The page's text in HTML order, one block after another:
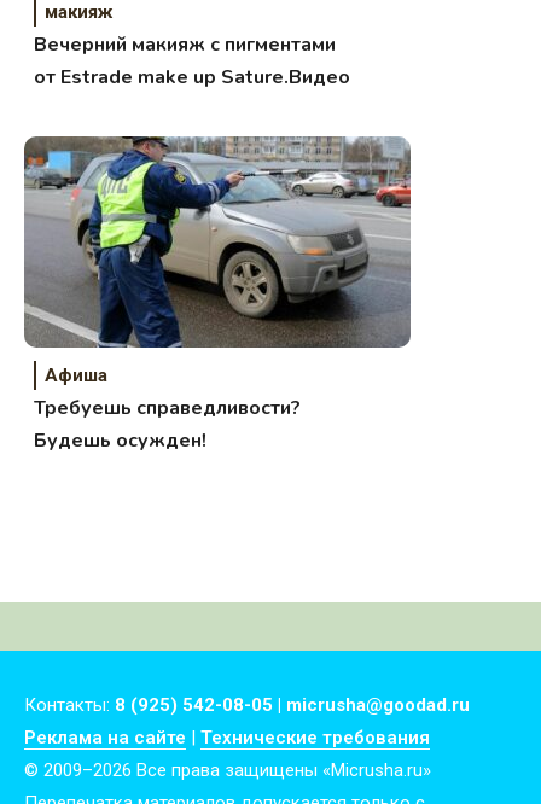
макияж
Вечерний макияж с пигментами
от Estrade make up Sature.Видео
Афиша
Требуешь справедливости?
Будешь осужден!
Контакты: 8 (925) 542-08-05 | micrusha@goodad.ru
Реклама на сайте | Технические требования
© 2009–2026 Все права защищены «Micrusha.ru»